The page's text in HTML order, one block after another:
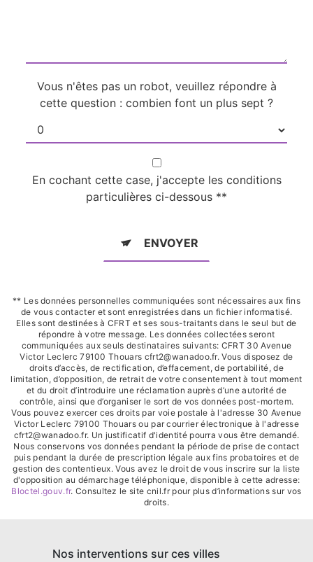
Vous n'êtes pas un robot, veuillez répondre à
cette question : combien font un plus sept ?
En cochant cette case, j'accepte les conditions
particulières ci-dessous **
ENVOYER
** Les données personnelles communiquées sont nécessaires aux fins
de vous contacter et sont enregistrées dans un fichier informatisé.
Elles sont destinées à CFRT et ses sous-traitants dans le seul but de
répondre à votre message. Les données collectées seront
communiquées aux seuls destinataires suivants: CFRT 30 Avenue
Victor Leclerc 79100 Thouars cfrt2@wanadoo.fr. Vous disposez de
droits d’accès, de rectification, d’effacement, de portabilité, de
limitation, d’opposition, de retrait de votre consentement à tout moment
et du droit d’introduire une réclamation auprès d’une autorité de
contrôle, ainsi que d’organiser le sort de vos données post-mortem.
Vous pouvez exercer ces droits par voie postale à l'adresse 30 Avenue
Victor Leclerc 79100 Thouars ou par courrier électronique à l'adresse
cfrt2@wanadoo.fr. Un justificatif d'identité pourra vous être demandé.
Nous conservons vos données pendant la période de prise de contact
puis pendant la durée de prescription légale aux fins probatoires et de
gestion des contentieux. Vous avez le droit de vous inscrire sur la liste
d'opposition au démarchage téléphonique, disponible à cette adresse:
Bloctel.gouv.fr. Consultez le site cnil.fr pour plus d’informations sur vos
droits.
Nos interventions sur ces villes